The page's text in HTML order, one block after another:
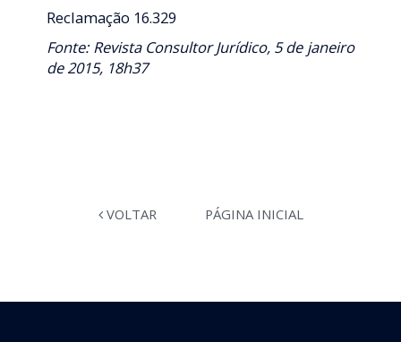
Reclamação 16.329
Fonte: Revista Consultor Jurídico, 5 de janeiro
de 2015, 18h37
VOLTAR PÁGINA INICIAL